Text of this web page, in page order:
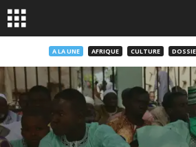
A LA UNE AFRIQUE CULTURE